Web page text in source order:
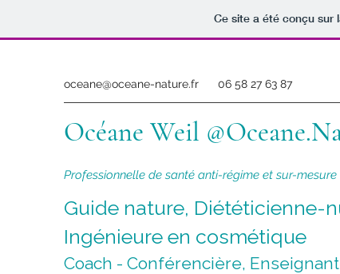
Ce site a été conçu sur
oceane@oceane-nature.fr 06 58 27 63 87
Océane Weil
Professionnelle de santé anti-régime et sur-mesure
Guide nature, Diététicienne-
Ingénieure en cosmétique
Coach - Conférencière,